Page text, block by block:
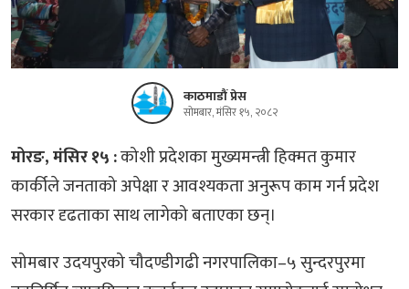
काठमाडौं प्रेस
सोमबार, मंसिर १५, २०८२
मोरङ, मंसिर १५ :कोशी प्रदेशका मुख्यमन्त्री हिक्मत कुमार
कार्कीले जनताको अपेक्षा र आवश्यकता अनुरूप काम गर्न प्रदेश
सरकार दृढताका साथ लागेको बताएका छन्।
सोमबार उदयपुरको चौदण्डीगढी नगरपालिका–५ सुन्दरपुरमा